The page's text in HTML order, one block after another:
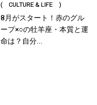
( CULTURE & LIFE )
8月がスタート！赤のグル
ープ×○の牡羊座・本質と運
命は？自分...